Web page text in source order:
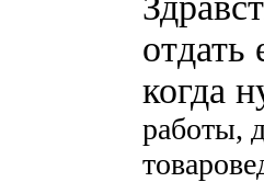
отдать
когда
работы,